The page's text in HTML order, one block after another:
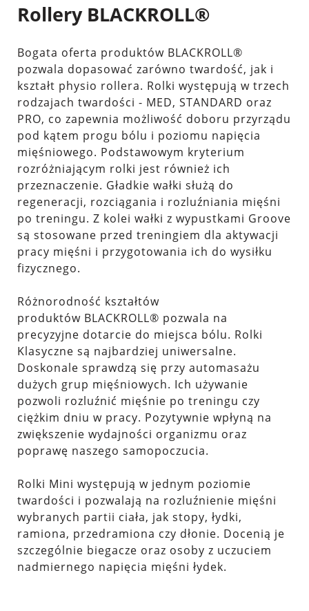
Rollery BLACKROLL®
Bogata oferta produktów BLACKROLL®
pozwala dopasować zarówno twardość, jak i
kształt physio rollera. Rolki występują w trzech
rodzajach twardości - MED, STANDARD oraz
PRO, co zapewnia możliwość doboru przyrządu
pod kątem progu bólu i poziomu napięcia
mięśniowego. Podstawowym kryterium
rozróżniającym rolki jest również ich
przeznaczenie. Gładkie wałki służą do
regeneracji, rozciągania i rozluźniania mięśni
po treningu. Z kolei wałki z wypustkami Groove
są stosowane przed treningiem dla aktywacji
pracy mięśni i przygotowania ich do wysiłku
fizycznego.
Różnorodność kształtów
produktów BLACKROLL® pozwala na
precyzyjne dotarcie do miejsca bólu. Rolki
Klasyczne są najbardziej uniwersalne.
Doskonale sprawdzą się przy automasażu
dużych grup mięśniowych. Ich używanie
pozwoli rozluźnić mięśnie po treningu czy
ciężkim dniu w pracy. Pozytywnie wpłyną na
zwiększenie wydajności organizmu oraz
poprawę naszego samopoczucia.
Rolki Mini występują w jednym poziomie
twardości i pozwalają na rozluźnienie mięśni
wybranych partii ciała, jak stopy, łydki,
ramiona, przedramiona czy dłonie. Docenią je
szczególnie biegacze oraz osoby z uczuciem
nadmiernego napięcia mięśni łydek.